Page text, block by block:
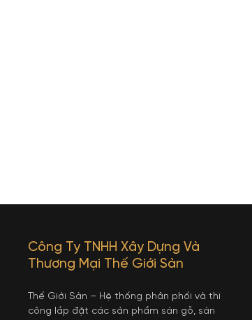
Công Ty TNHH Xây Dựng Và
Thương Mại Thế Giới Sàn
Thế Giới Sàn – Hệ thống phân phối và thi
công lắp đặt các sản phẩm sàn gỗ, sàn